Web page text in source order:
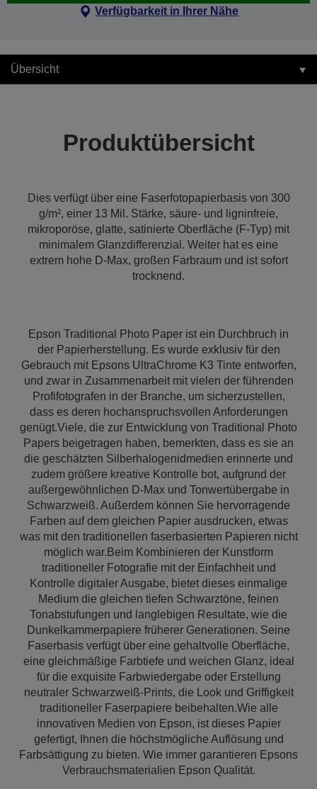
Verfügbarkeit in Ihrer Nähe
Übersicht
Produktübersicht
Dies verfügt über eine Faserfotopapierbasis von 300
g/m², einer 13 Mil. Stärke, säure- und ligninfreie,
mikroporöse, glatte, satinierte Oberfläche (F-Typ) mit
minimalem Glanzdifferenzial. Weiter hat es eine
extrem hohe D-Max, großen Farbraum und ist sofort
trocknend.
Epson Traditional Photo Paper ist ein Durchbruch in
der Papierherstellung. Es wurde exklusiv für den
Gebrauch mit Epsons UltraChrome K3 Tinte entworfen,
und zwar in Zusammenarbeit mit vielen der führenden
Profifotografen in der Branche, um sicherzustellen,
dass es deren hochanspruchsvollen Anforderungen
genügt.Viele, die zur Entwicklung von Traditional Photo
Papers beigetragen haben, bemerkten, dass es sie an
die geschätzten Silberhalogenidmedien erinnerte und
zudem größere kreative Kontrolle bot, aufgrund der
außergewöhnlichen D-Max und Tonwertübergabe in
Schwarzweiß. Außerdem können Sie hervorragende
Farben auf dem gleichen Papier ausdrucken, etwas
was mit den traditionellen faserbasierten Papieren nicht
möglich war.Beim Kombinieren der Kunstform
traditioneller Fotografie mit der Einfachheit und
Kontrolle digitaler Ausgabe, bietet dieses einmalige
Medium die gleichen tiefen Schwarztöne, feinen
Tonabstufungen und langlebigen Resultate, wie die
Dunkelkammerpapiere früherer Generationen. Seine
Faserbasis verfügt über eine gehaltvolle Oberfläche,
eine gleichmäßige Farbtiefe und weichen Glanz, ideal
für die exquisite Farbwiedergabe oder Erstellung
neutraler Schwarzweiß-Prints, die Look und Griffigkeit
traditioneller Faserpapiere beibehalten.Wie alle
innovativen Medien von Epson, ist dieses Papier
gefertigt, Ihnen die höchstmögliche Auflösung und
Farbsättigung zu bieten. Wie immer garantieren Epsons
Verbrauchsmaterialien Epson Qualität.